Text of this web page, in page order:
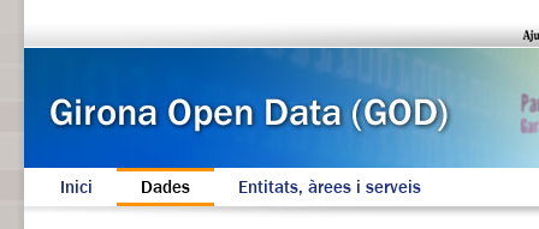
Inici Dades Entitats, àrees i serveis